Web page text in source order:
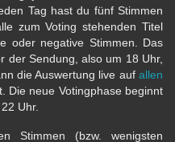
Tag hast du fünf Stimmen
zum Voting stehenden Titel
oder negative Stimmen. Das
der Sendung, also um 18 Uhr,
die Auswertung live auf allen
Die neue Votingphase beginnt
Uhr.
Stimmen (bzw. wenigsten